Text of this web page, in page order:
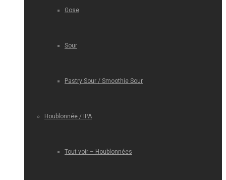
Gose
Sour
Pastry Sour / Smoothie Sour
Houblonnée / IPA
Tout voir – Houblonnées